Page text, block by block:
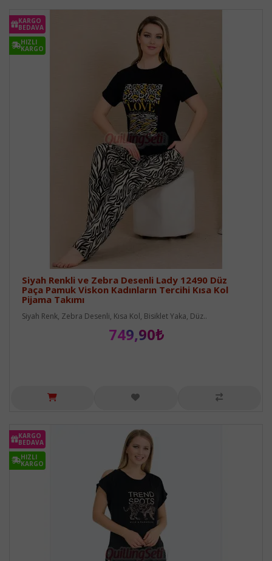
KARGO
BEDAVA
HIZLI
KARGO
Siyah Renkli ve Zebra Desenli Lady 12490 Düz
Paça Pamuk Viskon Kadınların Tercihi Kısa Kol
Pijama Takımı
Siyah Renk, Zebra Desenli, Kısa Kol, Bisiklet Yaka, Düz..
749,90₺
KARGO
BEDAVA
HIZLI
KARGO